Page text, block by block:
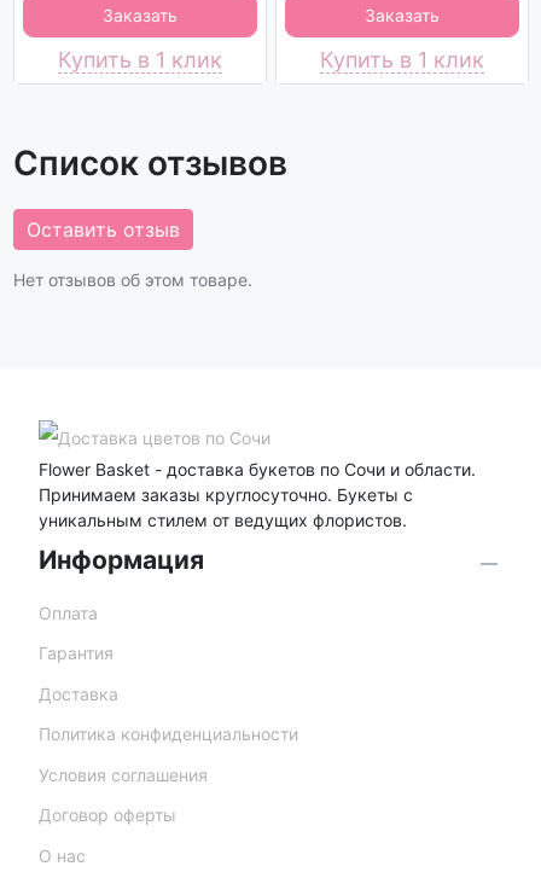
Заказать
Купить в 1 клик
Заказать
Купить в 1 клик
Список отзывов
Оставить отзыв
Нет отзывов об этом товаре.
Flower Basket - доставка букетов по Сочи и области.
Принимаем заказы круглосуточно. Букеты с
уникальным стилем от ведущих флористов.
Информация
Оплата
Гарантия
Доставка
Политика конфиденциальности
Условия соглашения
Договор оферты
О нас